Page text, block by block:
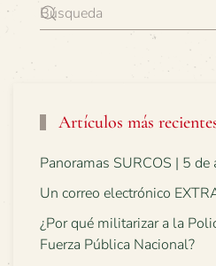
Artículos más
Panoramas SURCOS | 5
Un correo electrónico
¿Por qué militarizar a la
Fuerza Pública Nacional?